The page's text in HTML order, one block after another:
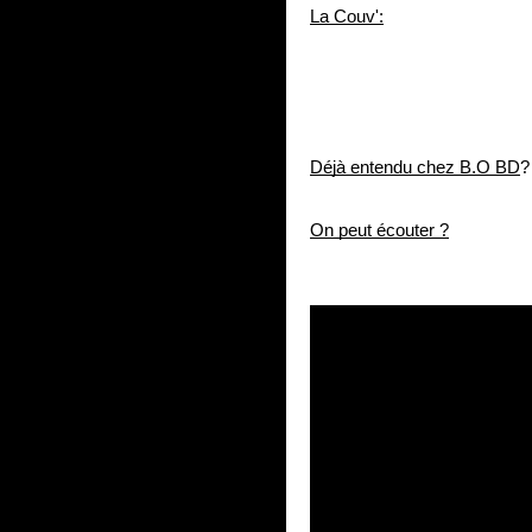
La Couv':
Déjà entendu chez B.O BD
On peut écouter ?